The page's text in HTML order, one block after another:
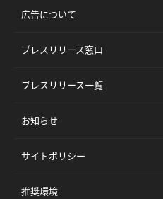
広告について
プレスリリース窓口
プレスリリース一覧
お知らせ
サイトポリシー
推奨環境